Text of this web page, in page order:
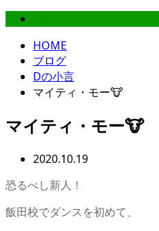
HOME
ブログ
Dの小言
マイティ・モー🐮
マイティ・モー🐮
2020.10.19
恐るべし新人！
飯田校でダンスを初めて、